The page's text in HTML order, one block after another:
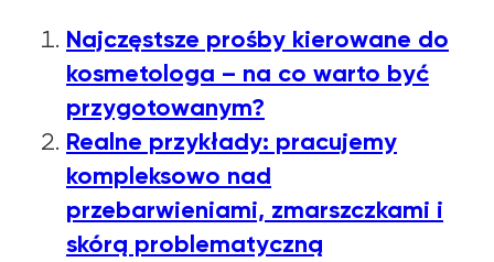
Najczęstsze prośby kierowane do
kosmetologa – na co warto być
przygotowanym?
Realne przykłady: pracujemy
kompleksowo nad
przebarwieniami, zmarszczkami i
skórą problematyczną